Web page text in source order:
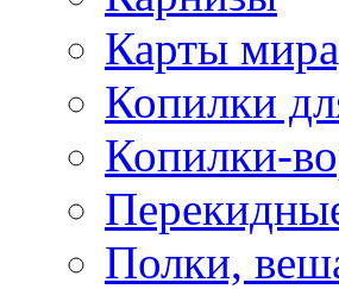
Карты
Копилки
Копилки-
Полки,